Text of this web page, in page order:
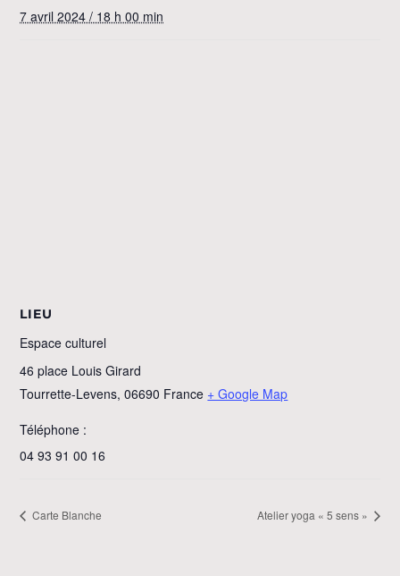
7 avril 2024 / 18 h 00 min
LIEU
Espace culturel
46 place Louis Girard
Tourrette-Levens, 06690 France + Google Map
Téléphone :
04 93 91 00 16
Carte Blanche Atelier yoga « 5 sens »